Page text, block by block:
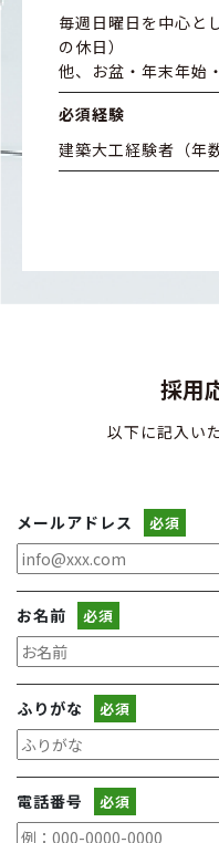
毎週日曜日を中心と
の休日）
他、お盆・年末年始
必須経験
建築大工経験者（年
採用
以下に記入い
メールアドレス 必須
お名前 必須
ふりがな 必須
電話番号 必須